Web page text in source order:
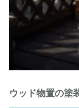
ウッド物置の塗